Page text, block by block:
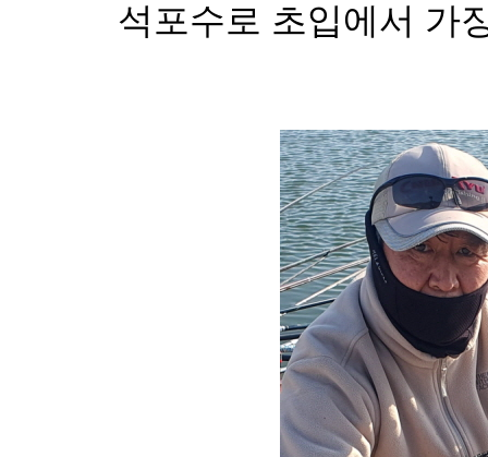
석포수로 초입에서 가